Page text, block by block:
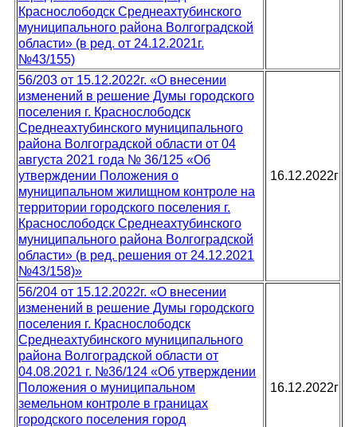
Краснослободск Среднеахтубинского
муниципального района Волгоградской
области» (в ред. от 24.12.2021г.
№43/155)
56/203 от 15.12.2022г. «О внесении
изменений в решение Думы городского
поселения г. Краснослободск
Среднеахтубинского муниципального
района Волгоградской области от 04
августа 2021 года № 36/125 «Об
утверждении Положения о
муниципальном жилищном контроле на
территории городского поселения г.
Краснослободск Среднеахтубинского
муниципального района Волгоградской
области» (в ред. решения от 24.12.2021
№43/158)»
16.12.2022г
56/204 от 15.12.2022г. «О внесении
изменений в решение Думы городского
поселения г. Краснослободск
Среднеахтубинского муниципального
района Волгоградской области от
04.08.2021 г. №36/124 «Об утверждении
Положения о муниципальном
земельном контроле в границах
городского поселения город
16.12.2022г